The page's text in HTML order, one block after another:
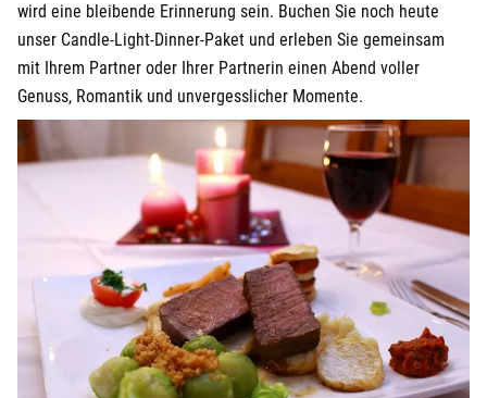
wird eine bleibende Erinnerung sein. Buchen Sie noch heute
unser Candle-Light-Dinner-Paket und erleben Sie gemeinsam
mit Ihrem Partner oder Ihrer Partnerin einen Abend voller
Genuss, Romantik und unvergesslicher Momente.